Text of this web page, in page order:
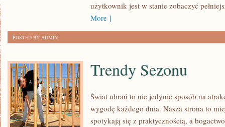
użytkownik jest w stanie zobaczyć
More ]
POSTED BY ADMIN
Trendy Sezonu
Świat ubrań to nie jedynie sposób na
wygodę każdego dnia. Nasza strona to
spotykają się z praktycznością, a